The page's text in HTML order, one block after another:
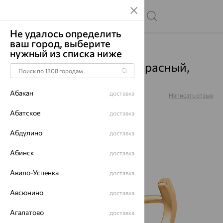
Главная Каталог Серьги Кварц
Серьги, золото, кварц, красный,
21802184
Артикул: Написать отзыв
Не удалось определить
ваш город, выберите
нужный из списка ниже
Абакан доставка
Абатское доставка
Абдулино доставка
Абинск доставка
Авило-Успенка доставка
Авсюнино доставка
Агалатово доставка